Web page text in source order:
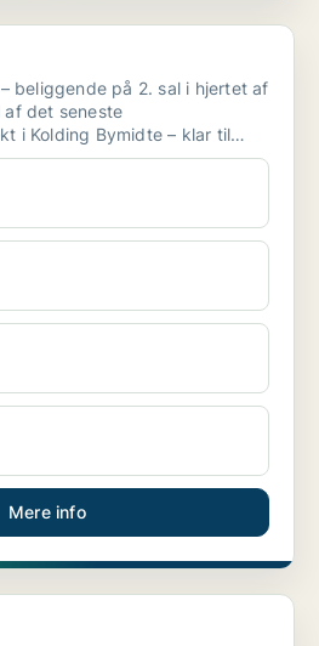
beliggende på 2. sal i hjertet af
af det seneste
i Kolding Bymidte – klar til
Mere info